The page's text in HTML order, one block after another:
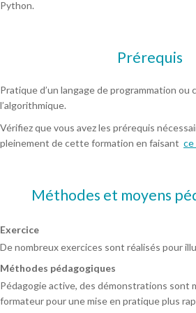
Python.
Prérequis
Pratique d’un langage de programmation ou
l’algorithmique.
Vérifiez que vous avez les prérequis
pleinement de cette formation en faisant
Méthodes et moyens
Exercice
De nombreux exercices sont réalisés pour
Méthodes pédagogiques
Pédagogie active, des démonstrations sont
formateur pour une mise en pratique plus